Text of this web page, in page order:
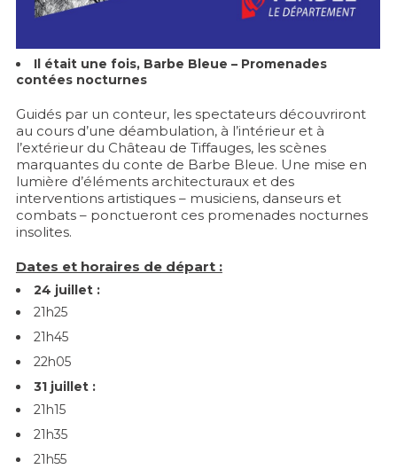
Il était une fois, Barbe Bleue – Promenades
contées nocturnes
Guidés par un conteur, les spectateurs découvriront
au cours d’une déambulation, à l’intérieur et à
l’extérieur du Château de Tiffauges, les scènes
marquantes du conte de Barbe Bleue. Une mise en
lumière d’éléments architecturaux et des
interventions artistiques – musiciens, danseurs et
combats – ponctueront ces promenades nocturnes
insolites.
Dates et horaires de départ :
24 juillet :
21h25
21h45
22h05
31 juillet :
21h15
21h35
21h55